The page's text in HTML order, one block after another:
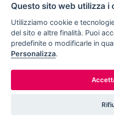
l’HELLO VACANZE, il suo
l’accompagnatore vi
17.2. In caso di assistenza
all’acquisto del soggiorno,
HELLO VACANZE che ai fini
richiesta - qualora
per conto dell’Utente
Questo sito web utilizza i
Utilizziamo cookie e
del sito e altre finalità. Puoi
predefinite o modificarle in
Personalizza.